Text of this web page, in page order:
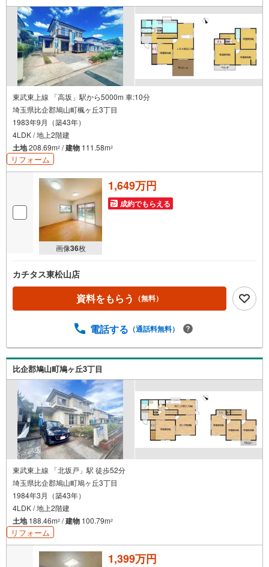
東武東上線 「高坂」駅から5000m 車:10分
埼玉県比企郡鳩山町楓ヶ丘3丁目
1983年9月（築43年）
4LDK / 地上2階建
土地208.69m2 /建物 111.58m2
リフォーム
画像36枚
1,649万円
成約でもらえる
カチタス東松山店
資料をもらう （無料）
電話する （通話料無料）
比企郡鳩山町鳩ヶ丘3丁目
東武東上線 「北坂戸」駅 徒歩52分
埼玉県比企郡鳩山町鳩ヶ丘3丁目
1984年3月（築43年）
4LDK / 地上2階建
土地188.46m2 /建物 100.79m2
リフォーム
1,399万円